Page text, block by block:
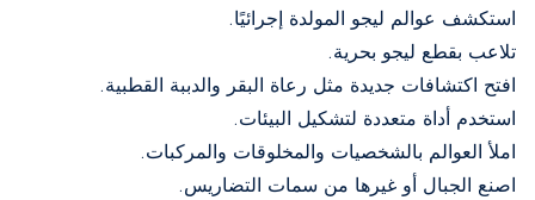
استكشف عوالم ليجو المولدة إجرائيًا.
تلاعب بقطع ليجو بحرية.
افتح اكتشافات جديدة مثل رعاة البقر والدببة القطبية.
استخدم أداة متعددة لتشكيل البيئات.
املأ العوالم بالشخصيات والمخلوقات والمركبات.
اصنع الجبال أو غيرها من سمات التضاريس.